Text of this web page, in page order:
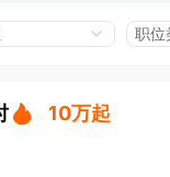
职位
10万起